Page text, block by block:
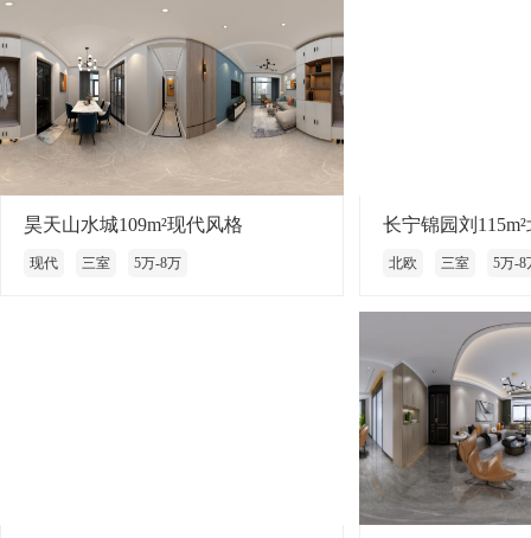
昊天山水城109m²现代风格
现代 三室 5万-8万
长宁锦园刘
北欧 三室 5万-8